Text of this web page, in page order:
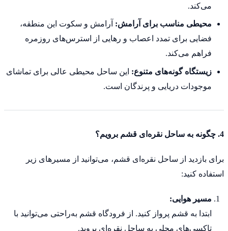
می‌کند.
محیطی مناسب برای آرامش: آرامش و سکوت این منطقه،
فضایی برای تمدد اعصاب و رهایی از استرس‌های روزمره
فراهم می‌کند.
زیستگاه گونه‌های متنوع: این ساحل محیطی عالی برای تماشای
موجودات دریایی و پرندگان است.
4. چگونه به ساحل نقره‌ای قشم برویم؟
برای بازدید از ساحل نقره‌ای قشم، می‌توانید از مسیرهای زیر
استفاده کنید:
مسیر هوایی:
ابتدا به قشم پرواز کنید. از فرودگاه قشم به‌راحتی می‌توانید با
تاکسی‌های محلی به ساحل نقره‌ای بروید.